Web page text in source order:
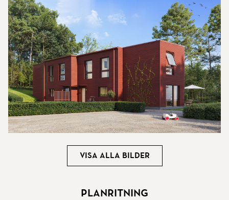
Visa alla bilder
Planritning